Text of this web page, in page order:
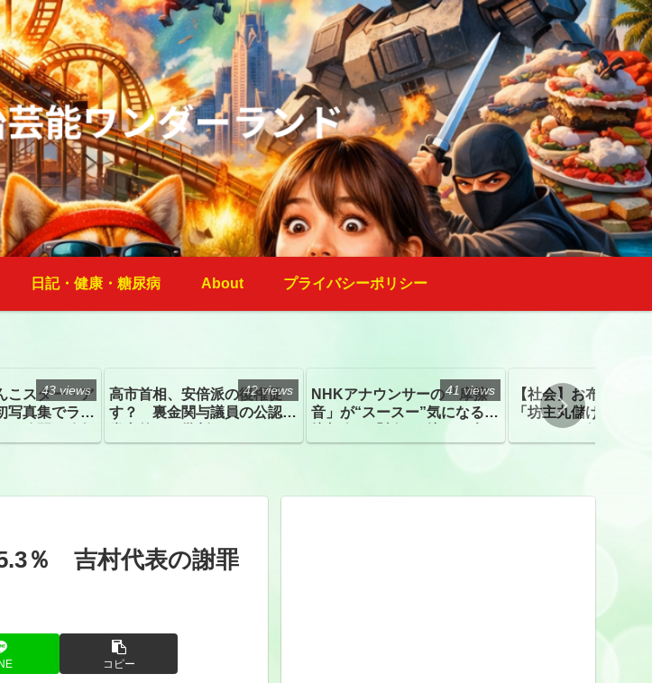
日記・健康・糖尿病 About プライバシーポリシー
こスター・ア
写真集でラン
集が異例の大
43 views
高市首相、安倍派の復権促
す？ 裏金関与議員の公認、
42 views
NHKアナウンサーの「摩擦
音」が“スースー”気になる指
聴こえる。聴きづらい」
41 views
【社会】お布施、戒
「坊主丸儲け」は
ほとんどが年収３０
下「地方の寺の僧侶
％ 吉村代表の謝罪
コピー